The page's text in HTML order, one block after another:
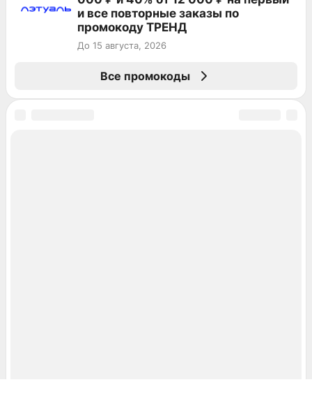
и все повторные заказы по
промокоду ТРЕНД
До 15 августа, 2026
Все промокоды